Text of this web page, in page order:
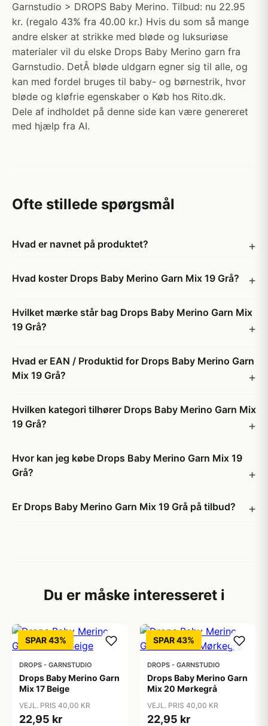
Garnstudio > DROPS Baby Merino. Tilbud: nu 22.95
kr. (regalo 43% fra 40.00 kr.) Hvis du som så mange
andre elsker at strikke med bløde og luksuriøse
materialer vil du elske Drops Baby Merino garn fra
Garnstudio. DetÂ bløde uldgarn egner sig til alle, og
kan med fordel bruges til baby- og børnestrik, hvor
bløde og kløfrie egenskaber o Køb hos Rito.dk.
Dele af indholdet på denne side kan være genereret
med hjælp fra AI.
Ofte stillede spørgsmål
Hvad er navnet på produktet?
Hvad koster Drops Baby Merino Garn Mix 19 Grå?
Hvilket mærke står bag Drops Baby Merino Garn Mix
19 Grå?
Hvad er EAN / Produktid for Drops Baby Merino Garn
Mix 19 Grå?
Hvilken kategori tilhører Drops Baby Merino Garn Mix
19 Grå?
Hvor kan jeg købe Drops Baby Merino Garn Mix 19
Grå?
Er Drops Baby Merino Garn Mix 19 Grå på tilbud?
Du er måske interesseret i
SPAR 43%
DROPS - GARNSTUDIO
Drops Baby Merino Garn
Mix 17 Beige
VEJL. PRIS 40,00 KR
22,95 kr
SPAR 43%
DROPS - GARNSTUDIO
Drops Baby Merino Garn
Mix 20 Mørkegrå
VEJL. PRIS 40,00 KR
22,95 kr